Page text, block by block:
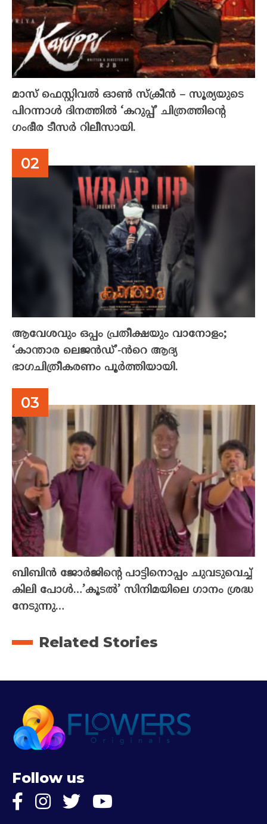
മാസ് ഫെസ്റ്റിവൽ ഓൺ സ്‌ക്രീൻ – സൂര്യയുടെ
പിറന്നാൾ ദിനത്തിൽ ‘കറുപ്പ്’ ചിത്രത്തിന്റെ
ഗംഭീര ടീസർ റിലീസായി.
ആവേശവും ഒപ്പം പ്രതീക്ഷയും വാനോളം;
‘കാന്താര ലെജൻഡ്’-ൻറെ ആദ്യ
ഭാഗചിത്രീകരണം പൂർത്തിയായി.
ബിബിൻ ജോർജിന്റെ പാട്ടിനൊപ്പം ചുവടുവെച്ച്
കിലി പോൾ…’കൂടൽ’ സിനിമയിലെ ഗാനം ശ്രദ്ധ
നേടുന്നു…
Related Stories
Follow us